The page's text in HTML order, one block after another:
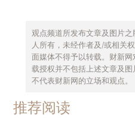
观点频道所发布文章及图片
人所有，未经作者及/或相关
面媒体不得予以转载。财新
载授权并不包括上述文章及图
不代表财新网的立场和观点。
推荐阅读